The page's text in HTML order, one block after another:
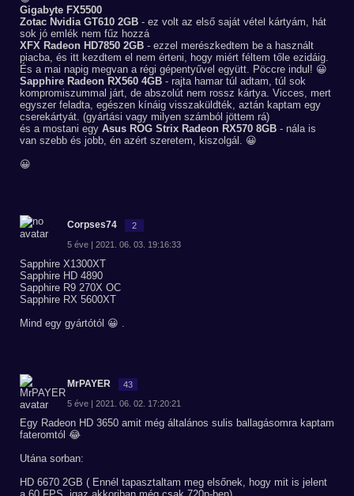
Gigabyte FX5500
Zotac Nvidia GT610 2GB - ez volt az első saját vétel kártyám, hát
sok jó emlék nem fűz hozzá
XFX Radeon HD7850 2GB - ezzel merészkedtem be a használt
piacba, és itt kezdtem el nem érteni, hogy miért féltem tőle ezidáig.
És a mai napig megvan a régi gépentyűvel együtt. Pöccre indul! 😀
Sapphire Radeon RX560 4GB - rajta hamar túl adtam, túl sok
kompromiszummal járt, de abszolút nem rossz kártya. Vicces, mert
egyszer feladta, egészen kínáig visszaküldték, aztán kaptam egy
cserekártyát. (gyártási vagy milyen számból jöttem rá)
és a mostani egy Asus ROG Strix Radeon RX570 8GB - nála is
van szebb és jobb, én azért szeretem, kiszolgál. 😀
😀
Corpses74 2
5 éve | 2021. 06. 03. 19:16:33
Sapphire X1300XT
Sapphire HD 4890
Sapphire R9 270X OC
Sapphire RX 5600XT
Mind egy gyártótól 😀 .
MrPAYER 43
5 éve | 2021. 06. 02. 17:20:21
Egy Radeon HD 3650 amit még általános sulis ballagásomra kaptam
fateromtól 😂
Utána sorban:
HD 6670 2GB ( Ennél tapasztaltam meg elsőnek, hogy mit is jelent